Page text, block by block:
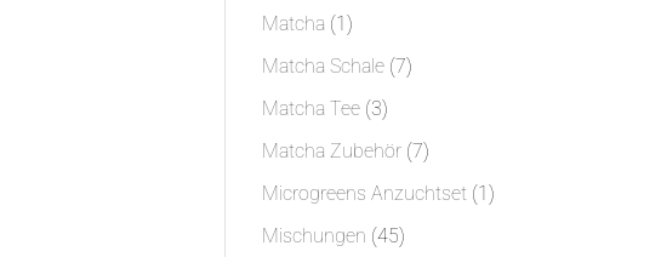
Produkte
Matcha 11
Produkt
Matcha Schale 77
Matcha Tee 33
Produkte
Matcha Zubehör 77
Produkte
Microgreens Anzuchtset 11
Mischungen 4545